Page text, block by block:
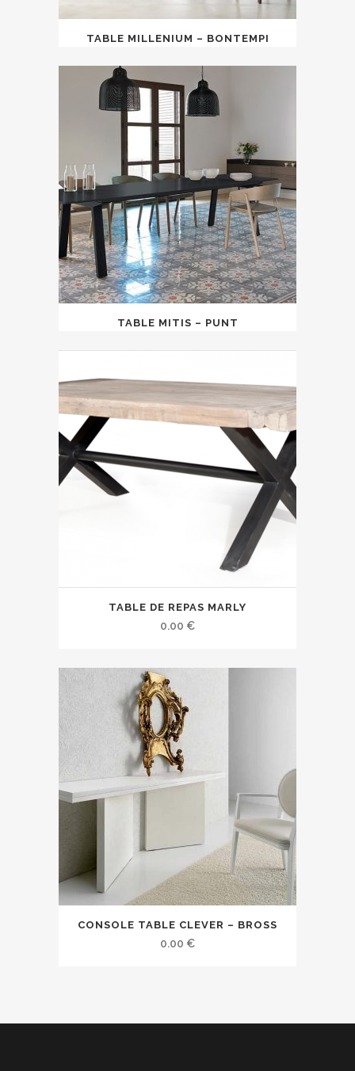
TABLE MILLENIUM – BONTEMPI
TABLE MITIS – PUNT
TABLE DE REPAS MARLY
0.00 €
CONSOLE TABLE CLEVER – BROSS
0.00 €